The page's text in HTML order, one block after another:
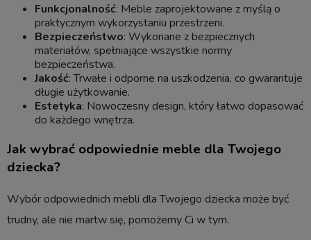
Funkcjonalność: Meble zaprojektowane z myślą o
praktycznym wykorzystaniu przestrzeni.
Bezpieczeństwo: Wykonane z bezpiecznych
materiałów, spełniające wszystkie normy
bezpieczeństwa.
Jakość: Trwałe i odporne na uszkodzenia, co gwarantuje
długie użytkowanie.
Estetyka: Nowoczesny design, który łatwo dopasować
do każdego wnętrza.
Jak wybrać odpowiednie meble dla Twojego
dziecka?
Wybór odpowiednich mebli dla Twojego dziecka może być
trudny, ale nie martw się, pomożemy Ci w tym.